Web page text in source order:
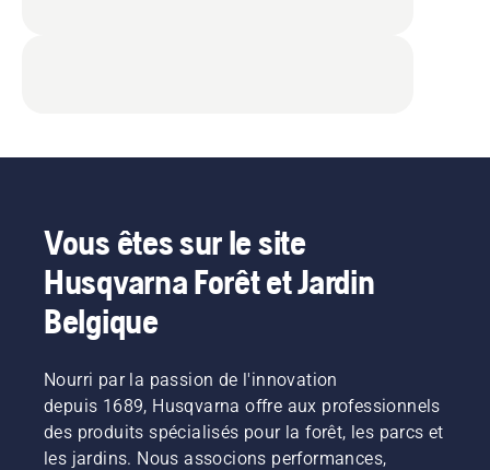
Vous êtes sur le site
Husqvarna Forêt et Jardin
Belgique
Nourri par la passion de l'innovation
depuis 1689, Husqvarna offre aux professionnels
des produits spécialisés pour la forêt, les parcs et
les jardins. Nous associons performances,